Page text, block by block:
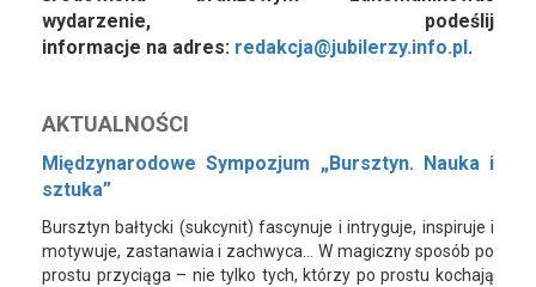
wydarzenie, podeślij
informacje na adres: redakcja@jubilerzy.info.pl.
AKTUALNOŚCI
Międzynarodowe Sympozjum „Bursztyn. Nauka i
sztuka”
Bursztyn bałtycki (sukcynit) fascynuje i intryguje, inspiruje i
motywuje, zastanawia i zachwyca... W magiczny sposób po
prostu przyciąga – nie tylko tych, którzy po prostu kochają